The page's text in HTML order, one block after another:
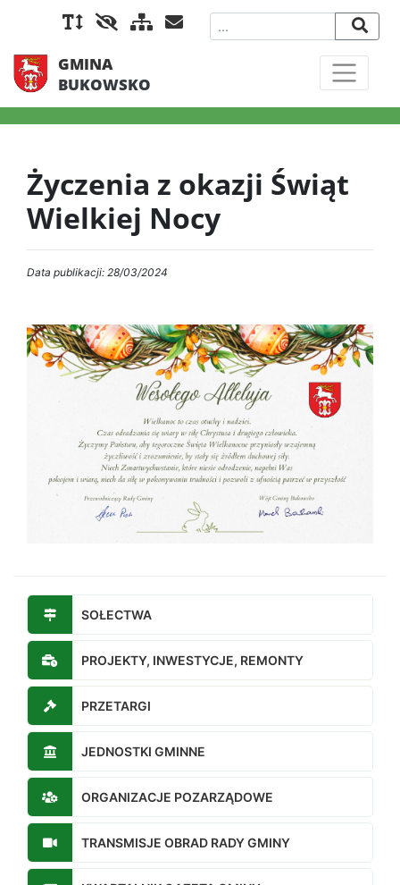
GMINA
BUKOWSKO
Życzenia z okazji Świąt
Wielkiej Nocy
Data publikacji: 28/03/2024
SOŁECTWA
PROJEKTY, INWESTYCJE, REMONTY
PRZETARGI
JEDNOSTKI GMINNE
ORGANIZACJE POZARZĄDOWE
TRANSMISJE OBRAD RADY GMINY